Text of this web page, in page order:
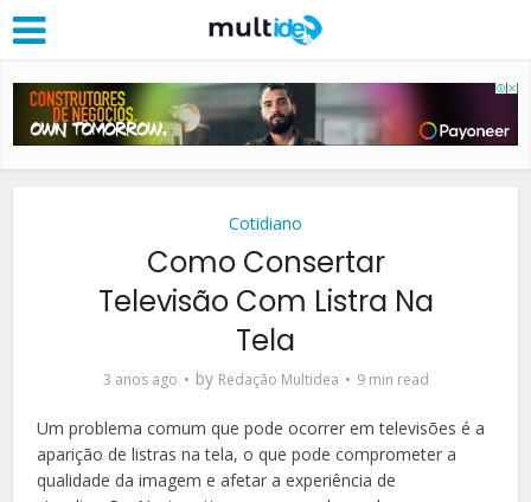
Cotidiano
Como Consertar
Televisão Com Listra Na
Tela
3 anos ago by Redação Multidea 9 min read
Um problema comum que pode ocorrer em televisões é a
aparição de listras na tela, o que pode comprometer a
qualidade da imagem e afetar a experiência de